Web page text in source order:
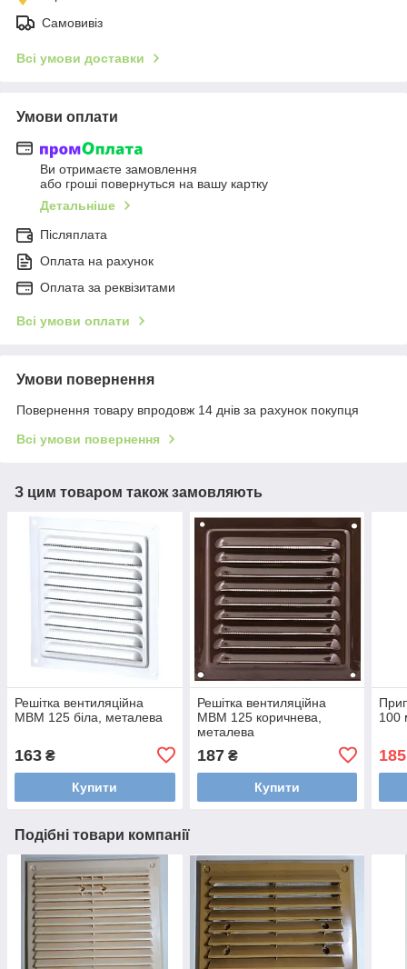
Самовивіз
Всі умови доставки
Умови оплати
Ви отримаєте замовлення
або гроші повернуться на вашу картку
Детальніше
Післяплата
Оплата на рахунок
Оплата за реквізитами
Всі умови оплати
Умови повернення
Повернення товару впродовж 14 днів за рахунок покупця
Всі умови повернення
З цим товаром також замовляють
Решітка вентиляційна
МВМ 125 біла, металева
163 ₴
Купити
Решітка вентиляційна
МВМ 125 коричнева,
металева
187₴
Купити
100
Подібні товари компанії